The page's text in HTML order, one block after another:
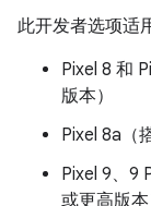
此开发者选项适
Pixel 8 和
版本）
Pixel 8a（
Pixel 9、9
或更高版本